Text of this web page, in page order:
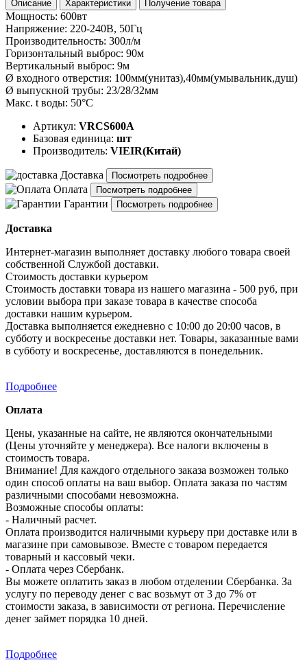
Описание Характеристики Получение товара
Мощность: 600вт
Напряжение: 220-240В, 50Гц
Производительность: 300л/м
Горизонтальный выброс: 90м
Вертикальный выброс: 9м
Ø входного отверстия: 100мм(унитаз),40мм(умывальник,душ)
Ø выпускной трубы: 23/28/32мм
Макс. t воды: 50°C
Артикул: VRCS600A
Базовая единица: шт
Производитель: VIEIR(Китай)
Доставка Посмотреть подробнее
Оплата Посмотреть подробнее
Гарантии Посмотреть подробнее
Доставка
Интернет-магазин выполняет доставку любого товара своей
собственной Службой доставки.
Стоимость доставки курьером
Стоимость доставки товара из нашего магазина - 500 руб, при
условии выбора при заказе товара в качестве способа
доставки нашим курьером.
Доставка выполняется ежедневно с 10:00 до 20:00 часов, в
субботу и воскресенье доставки нет. Товары, заказанные вами
в субботу и воскресенье, доставляются в понедельник.
Подробнее
Оплата
Цены, указанные на сайте, не являются окончательными
(Цены уточняйте у менеджера). Все налоги включены в
стоимость товара.
Внимание! Для каждого отдельного заказа возможен только
один способ оплаты на ваш выбор. Оплата заказа по частям
различными способами невозможна.
Возможные способы оплаты:
- Наличный расчет.
Оплата производится наличными курьеру при доставке или в
магазине при самовывозе. Вместе с товаром передается
товарный и кассовый чеки.
- Оплата через Сбербанк.
Вы можете оплатить заказ в любом отделении Сбербанка. За
услугу по переводу денег с вас возьмут от 3 до 7% от
стоимости заказа, в зависимости от региона. Перечисление
денег займет порядка 10 дней.
Подробнее